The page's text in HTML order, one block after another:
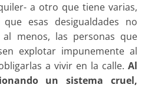
a otro que tiene varias,
esas desigualdades no
menos, las personas que
explotar impunemente al
a vivir en la calle. Al
un sistema cruel,